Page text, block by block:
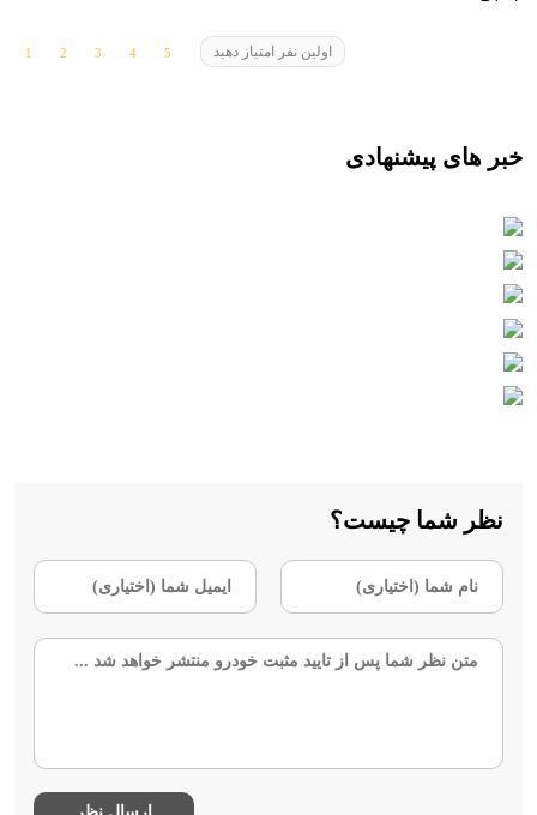
اولین نفر امتیاز دهید
خبر های پیشنهادی
نظر شما چیست؟